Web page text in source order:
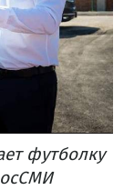
футболку